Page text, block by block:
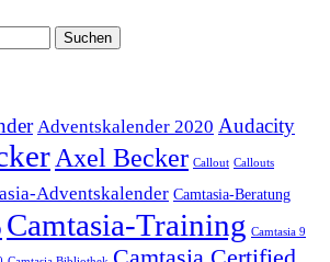
Adventskalender 2020 Audacity
Axel Becker Callout Callouts
Adventskalender Camtasia-Beratung
Camtasia-Training Camtasia 9